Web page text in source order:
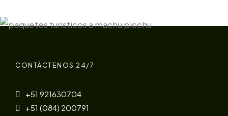
CONTÁCTENOS 24/7
+51 921630704
+51 (084) 200791